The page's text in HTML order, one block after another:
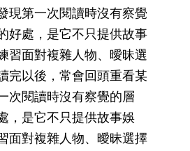
現第一次閱讀時沒有察覺
好處，是它不只提供故事
習面對複雜人物、曖昧選
完以後，常會回頭重看某
次閱讀時沒有察覺的層
，是它不只提供故事娛
面對複雜人物、曖昧選擇